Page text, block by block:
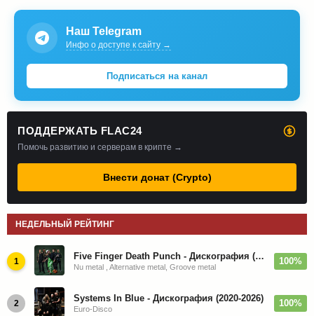
Наш Telegram
Инфо о доступе к сайту →
Подписаться на канал
ПОДДЕРЖАТЬ FLAC24
Помочь развитию и серверам в крипте →
Внести донат (Crypto)
НЕДЕЛЬНЫЙ РЕЙТИНГ
1 Five Finger Death Punch - Дискография (2008-2026)
Nu metal , Alternative metal, Groove metal
100%
2 Systems In Blue - Дискография (2020-2026)
Euro-Disco
100%